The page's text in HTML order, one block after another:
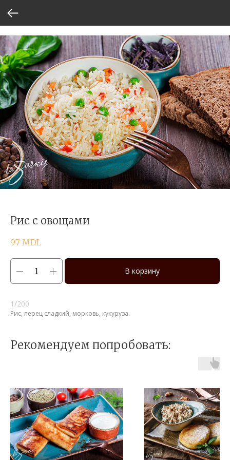
Рис с овощами
97 MDL
В корзину
1/200
Рис, перец сладкий, морковь, кукуруза.
Рекомендуем попробовать: